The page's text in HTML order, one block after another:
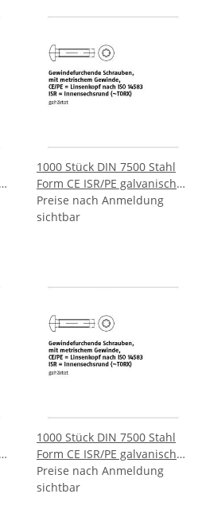
1000 Stück DIN 7500 Stahl
Form CE ISR/PE galvanisch
verzinkt Gewindefurchende
Schrauben ISR metr.
Preise nach Anmeldung
sichtbar
1000 Stück DIN 7500 Stahl
Form CE ISR/PE galvanisch
verzinkt Gewindefurchende
Schrauben ISR metr.
Preise nach Anmeldung
sichtbar